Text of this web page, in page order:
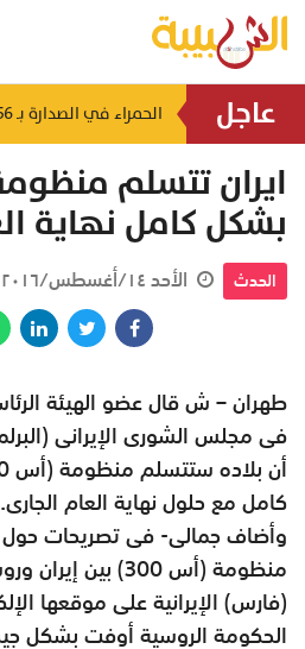
عاجل
بشكل كامل نهاية
الحدث الأحد ١٤/أغسطس/٢٠١٦ ٢٢:٢٨ م
طهران – ش قال عضو الهيئة
فى مجلس الشورى الإيرانى
كامل مع حلول نهاية العام الجارى.
وأضاف جمالى- فى تصريحات
منظومة (أس 300) بين
(فارس) الإيرانية على موقعها
الحكومة الروسية أوفت بشكل